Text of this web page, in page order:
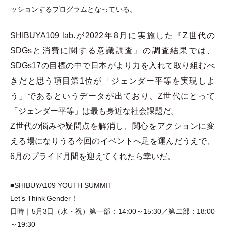
ッションするプログラムとなっている。
SHIBUYA109 lab.が2022年8月に実施した『Z世代の
SDGsと消費に関する意識調査』の調査結果では、
SDGs17の目標の中で日本がより力を入れて取り組むべ
きだと思う項目第1位が
「 ジェンダー平等を実現しよ
う 」 であるというデータが出ており、Z世代にとって
「 ジェンダー平等 」 は最も身近な社会課題だ。
Z世代の悩みや疑問点を解消し、関心をアクションに変
える場になりうる今回のイベントへ足を運んだうえで、
6月のプライド月間を迎えてくれたら幸いだ。
■SHIBUYA109 YOUTH SUMMIT
Let’s Think Gender！
日時｜5月3日
（水 ・ 祝）第一部：14:00～15:30／第二部：18:00
～19:30